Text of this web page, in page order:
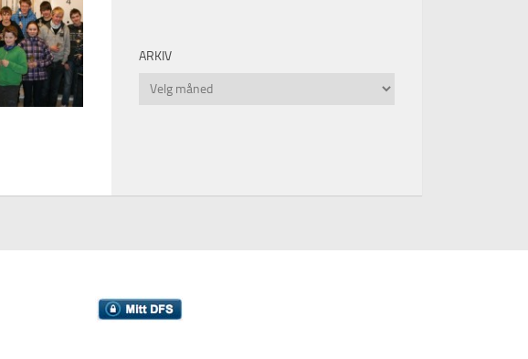
ARKIV
Arkiv